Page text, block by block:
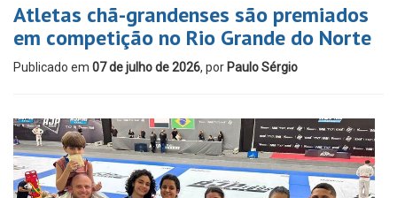
Atletas chã-grandenses são premiados
em competição no Rio Grande do Norte
Publicado em 07 de julho de 2026, por Paulo Sérgio